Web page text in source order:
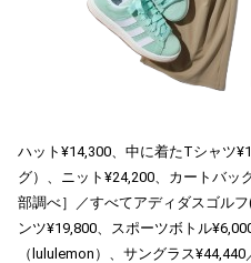
ハット¥14,300、中に着たTシャツ
グ）、ニット¥24,200、カートバッ
部調べ］／すべてアディダスゴル
ンツ¥19,800、スポーツボトル
（lululemon）、サングラス